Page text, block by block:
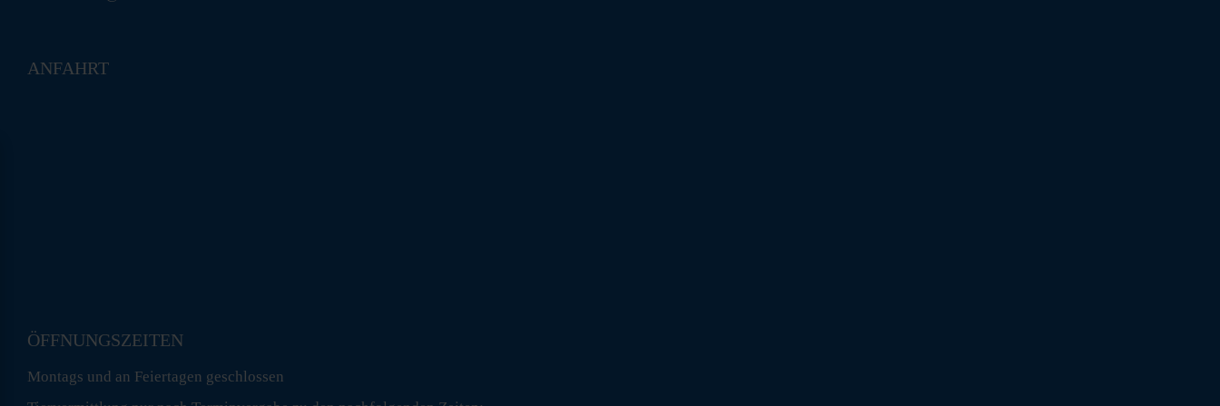
ANFAHRT
ÖFFNUNGSZEITEN
Montags und an Feiertagen geschlossen